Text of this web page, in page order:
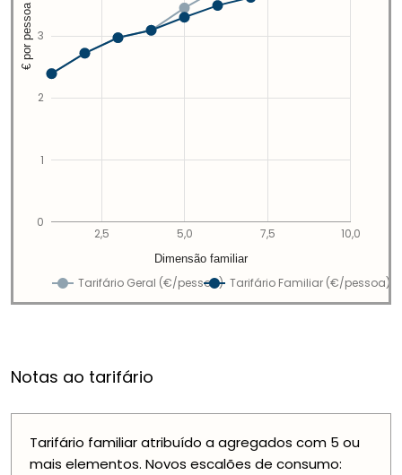
Tarifário Geral (€/pessoa) Tarifário Familiar (€/pessoa)
2,5 5,0 7,5 10,0
0
1
2
3
Dimensão familiar
€ por pessoa
Notas ao tarifário
Tarifário familiar atribuído a agregados com 5 ou
mais elementos. Novos escalões de consumo: